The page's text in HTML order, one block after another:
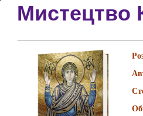
Мистецтво